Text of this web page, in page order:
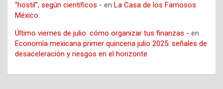
“hostil”, según científicos - en La Casa de los Famosos
México
Último viernes de julio: cómo organizar tus finanzas - en
Economía mexicana primer quincena julio 2025: señales de
desaceleración y riesgos en el horizonte